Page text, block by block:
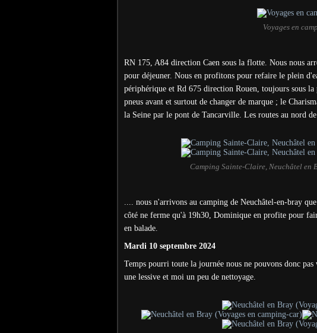
Voyages en
RN 175, A84 direction Caen sous la flotte. Nous nous
pour déjeuner. Nous en profitons pour refaire le plein
périphérique et Rd 675 direction Rouen, toujours sous
pneus avant et surtout de changer de marque ; le
la Seine par le pont de Tancarville. Les routes au nord
Camping Sainte-Claire, Neuchâtel en
.... nous n'arrivons au camping de Neuchâtel-en-bray
côté ne ferme qu'à 19h30, Dominique en profite pour
en balade.
Mardi 10 septembre 2024
Temps pourri toute la journée nous ne pouvons donc
une lessive et moi un peu de nettoyage.